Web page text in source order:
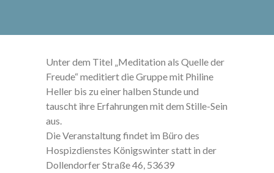
Unter dem Titel „Meditation als Quelle der
Freude“ meditiert die Gruppe mit Philine
Heller bis zu einer halben Stunde und
tauscht ihre Erfahrungen mit dem Stille-Sein
aus.
Die Veranstaltung findet im Büro des
Hospizdienstes Königswinter statt in der
Dollendorfer Straße 46, 53639